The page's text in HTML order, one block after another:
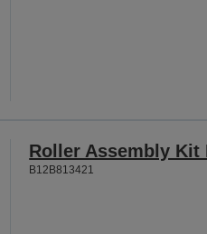
Roller Assembly Kit
B12B813421